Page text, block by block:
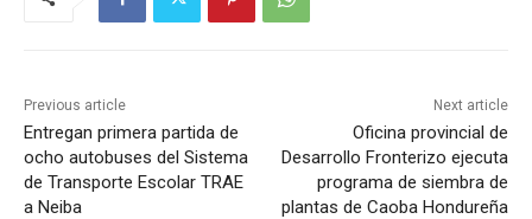
Previous article
Entregan primera partida de
ocho autobuses del Sistema
de Transporte Escolar TRAE
a Neiba
Next article
Oficina provincial de
Desarrollo Fronterizo ejecuta
programa de siembra de
plantas de Caoba Hondureña